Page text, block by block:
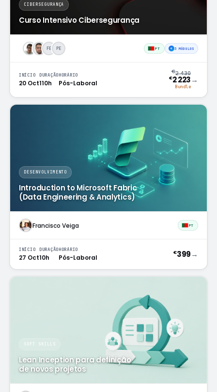
CIBERSEGURANÇA
Curso Intensivo Cibersegurança
FE PE PT + 3 MÓDULOS
INÍCIO
20 Oct
DURAÇÃO
110h
HORÁRIO
Pós-Laboral
€2 430
€2 223
Bundle
→
DESENVOLVIMENTO
Introduction to Microsoft Fabric
(Data Engineering & Analytics)
Francisco Veiga PT
INÍCIO
27 Oct
DURAÇÃO
10h
HORÁRIO
Pós-Laboral
€399→
SOFT SKILLS
Lean Inception para definição
de novos projetos